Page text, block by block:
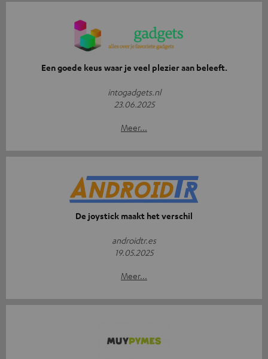
Een goede keus waar je veel plezier aan beleeft.
intogadgets.nl
23.06.2025
Meer...
De joystick maakt het verschil
androidtr.es
19.05.2025
Meer...